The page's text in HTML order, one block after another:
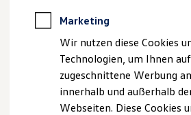
Der ID.7
Der ID.7 GTX
Der ID.7 Tourer
Der ID.7 GTX Tourer
Der ID. Buzz
Der neue ID. Cross
Elektrofahrzeugkonzepte
ID. EVERY1
Marketing
Wir nutzen diese Cookies
Technologien, um Ihnen
zugeschnittene Werbung
innerhalb und außerhalb
Webseiten. Diese Cookies